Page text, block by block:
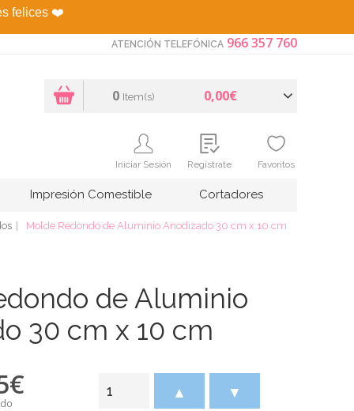
felices ❤️
ATENCIÓN TELEFÓNICA 966 357 760
0 Item(s) 0,00€
Iniciar Sesión Regístrate Favoritos
Impresión Comestible Cortadores
Molde Redondo de Aluminio Anodizado 30 cm x 10 cm
de Aluminio
30 cm x 10 cm
€ ▲ ▼